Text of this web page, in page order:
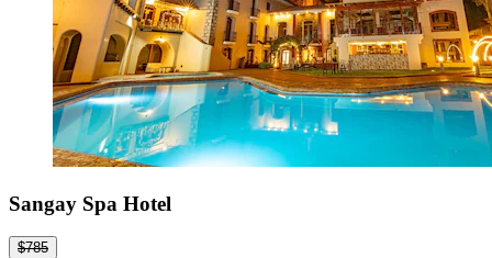
Sangay Spa Hotel
$785